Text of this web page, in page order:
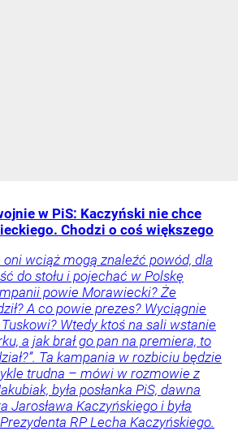
w PiS: Kaczyński nie chce
Chodzi o coś większego
oni wciąż mogą znaleźć powód, dla
do stołu i pojechać w Polskę
powie Morawiecki? Że
A co powie prezes? Wyciągnie
Wtedy ktoś na sali wstanie
a jak brał go pan na premiera, to
Ta kampania w rozbiciu będzie
trudna – mówi w rozmowie z
była posłanka PiS, dawna
Jarosława Kaczyńskiego i była
RP Lecha Kaczyńskiego.